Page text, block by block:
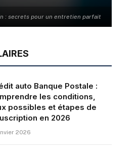
: secrets pour un entretien parfait
auto Banque Postale :
les conditions,
possibles et étapes de
en 2026
2026